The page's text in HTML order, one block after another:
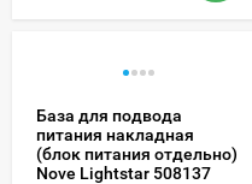
База для подвода
питания накладная
(блок питания отдельно)
Nove Lightstar 508137